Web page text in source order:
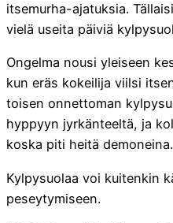
itsemurha-ajatuksia.
vielä useita päiviä
Ongelma nousi yleiseen
kun eräs kokeilija viilsi
toisen onnettoman
hyppyyn jyrkänteeltä, ja
koska piti heitä demoneina.
Kylpysuolaa voi kuitenkin
peseytymiseen.